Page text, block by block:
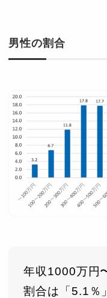
男性の割合
年収1000万円
割合は「5.1％」